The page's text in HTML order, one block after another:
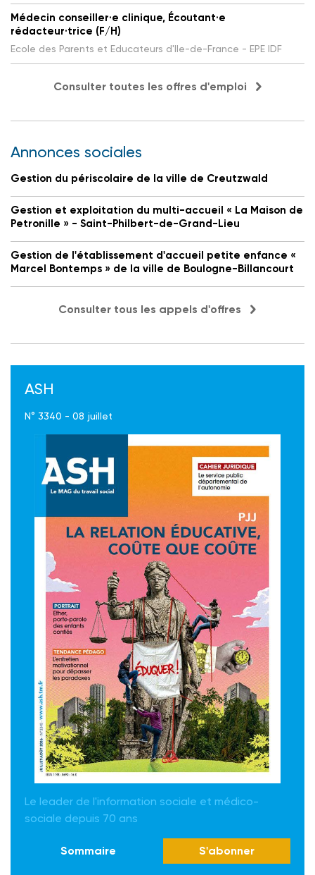
Médecin conseiller·e clinique, Écoutant·e
rédacteur·trice (F/H)
Ecole des Parents et Educateurs d'Ile-de-France - EPE IDF
Consulter toutes les offres d'emploi
Annonces sociales
Gestion du périscolaire de la ville de Creutzwald
Gestion et exploitation du multi-accueil « La Maison de
Petronille » - Saint-Philbert-de-Grand-Lieu
Gestion de l'établissement d'accueil petite enfance «
Marcel Bontemps » de la ville de Boulogne-Billancourt
Consulter tous les appels d'offres
ASH
N° 3340 - 08 juillet
Le leader de l'information sociale et médico-
sociale depuis 70 ans
Sommaire S'abonner